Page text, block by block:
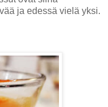
ja edessä vielä yksi.